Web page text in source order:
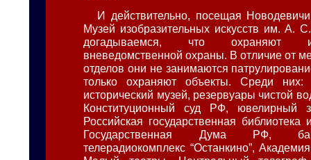
И действительно, посещая
Музей изобразительных искусств им. А.
догадываемся, что охраняют
вневедомственной охраны. В отличие от
отделов они не занимаются
только охраняют объекты. Среди них:
исторический музей, резервуары чистой
Конституционный суд РФ, ювелирный
Российская государственная
Государственная Дума РФ,
телерадиокомплекс “Останкино”,